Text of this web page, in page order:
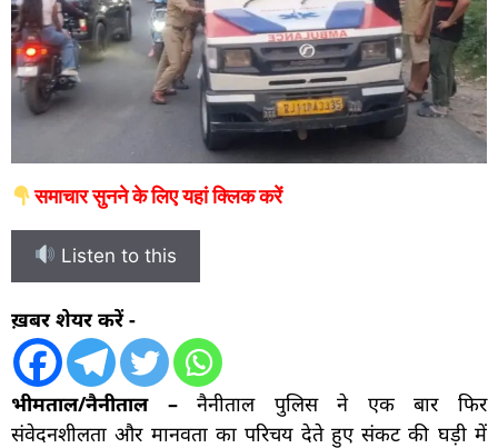
समाचार सुनने के लिए यहां क्लिक करें
Listen to this
ख़बर शेयर करें -
भीमताल/नैनीताल –नैनीताल पुलिस ने एक बार फिर
संवेदनशीलता और मानवता का परिचय देते हुए संकट की घड़ी में